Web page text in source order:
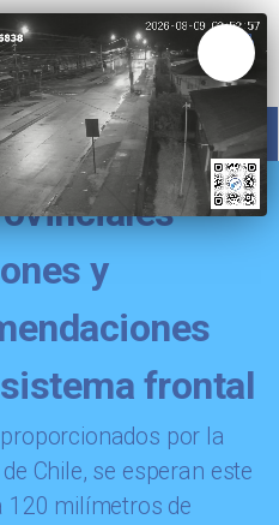
DEPORTES
y
frontal
por la
Chile, se esperan este
120 milímetros de